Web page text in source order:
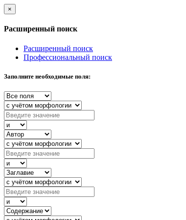
×
Расширенный поиск
Расширенный поиск
Профессиональный поиск
Заполните необходимые поля: